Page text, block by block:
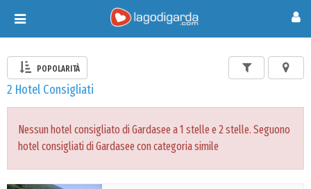
Toggle
navigation
POPOLARITÀ
2 Hotel Consigliati
Nessun hotel consigliato di Gardasee a 1 stelle e 2 stelle. Seguono
hotel consigliati di Gardasee con categoria simile